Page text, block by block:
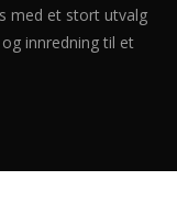
med et stort utvalg
innredning til et